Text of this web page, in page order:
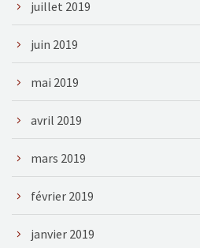
juillet 2019
juin 2019
mai 2019
avril 2019
mars 2019
février 2019
janvier 2019